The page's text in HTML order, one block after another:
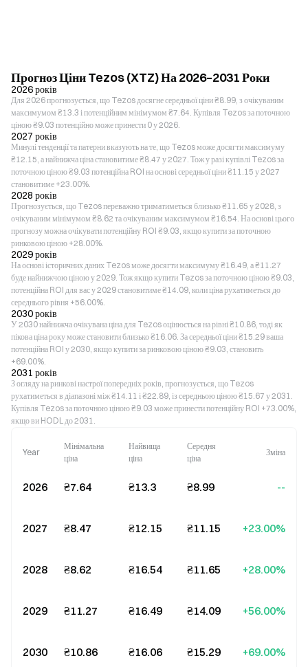
Прогноз Ціни Tezos (XTZ) На 2026–2031 Роки
2026 років
Для 2026 прогнозується, що Tezos досягне середньої ціни ₴8.99, з очікуваним
максимумом ₴13.3 і потенційним мінімумом ₴7.64. Купівля Tezos за поточною
ціною ₴9.03 потенційно може принести 0 у 2026.
2027 років
Минулі тенденції та патерни вказують на те, що Tezos може досягти максимуму
₴12.15, а найнижча ціна становитиме ₴8.47 у 2027. Тож у разі купівлі Tezos за
поточною ціною ₴9.03 потенційна ROI на основі середньої ціни ₴11.15 у 2027
становитиме +23.00%.
2028 років
Прогнозується, що Tezos переважно триматиметься близько ₴11.65 у 2028, з
очікуваним мінімумом ₴8.62 та очікуваним максимумом ₴16.54. На основі цього
прогнозу можна очікувати потенційну ROI ₴9.03, якщо купити за поточною
ринковою ціною +28.00%.
2029 років
На основі історичних даних Tezos може досягти максимуму ₴16.49, а ₴11.27
буде найнижчою ціною у 2029. Тож якщо купити Tezos за поточною ціною ₴9.03,
потенційна ROI для вас у 2029 становитиме ₴14.09, коли ціна рухатиметься до
середнього рівня +56.00%.
2030 років
У 2030 найнижча очікувана ціна для Tezos оцінюється на рівні ₴10.86, тоді як
пікова ціна року може становити близько ₴16.06. За середньої ціни ₴15.29 ваша
потенційна ROI у 2030, якщо купити за ринковою ціною ₴9.03, становить
+69.00%.
2031 років
З огляду на ринкові настрої попередніх років, прогнозується, що Tezos
рухатиметься в діапазоні між ₴14.11 і ₴22.89, із середньою ціною ₴15.67 у 2031.
Купівля Tezos за поточною ціною ₴9.03 може принести потенційну ROI +73.00%,
якщо ви HODL до 2031.
Year
Мінімальна
ціна
Найвища
ціна
Середня
ціна
Зміна
2026 ₴7.64 ₴13.3 ₴8.99 --
2027 ₴8.47 ₴12.15 ₴11.15 +23.00%
2028 ₴8.62 ₴16.54 ₴11.65 +28.00%
2029 ₴11.27 ₴16.49 ₴14.09 +56.00%
2030 ₴10.86 ₴16.06 ₴15.29 +69.00%